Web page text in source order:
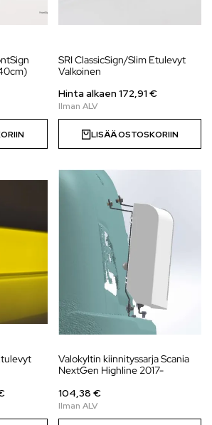
SRI ClassicSign/Slim Etulevyt
Valkoinen
Hinta alkaen172,91€
LISÄÄ OSTOSKORIIN
Valokyltin kiinnityssarja Scania
NextGen Highline 2017-
104,38 €